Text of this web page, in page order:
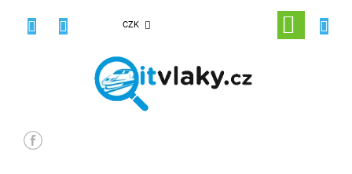
CZK
NÁKUPNÍ
KOŠÍK